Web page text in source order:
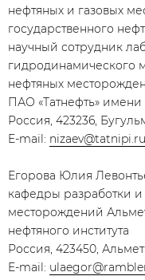
нефтяных и газовых
государственного
научный сотрудник
гидродинамического
нефтяных
ПАО «Татнефть»
Россия, 423236,
E-mail: nizaev@tatnipi.ru
Егорова Юлия
кафедры разработки и
месторождений
нефтяного института
Россия, 423450,
E-mail: